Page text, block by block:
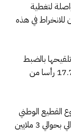
لتغطية
للانخراط في هذه
بالضبط
هي 1.195.268 رأسا من الأبقار، و 17.744.573 رأسا من
القطيع الوطني
من الأبقار ومن الأغنام والماعز المقدر على التوالي بحوالي 3 ملايين